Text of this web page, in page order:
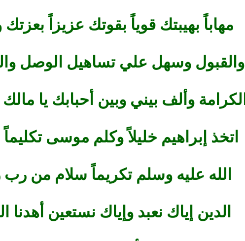
مهاباً بهيبتك قوياً بقوتك عزيزاً
والقبول وسهل علي تساهيل الوصل
الكرامة وألف بيني وبين أحبابك يا مالك
اتخذ إبراهيم خليلاً وكلم موسى
الله عليه وسلم تكريماً سلام من رب
الدين إياك نعبد وإياك نستعين